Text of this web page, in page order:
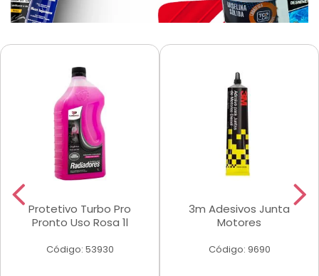
Protetivo Turbo Pro
Pronto Uso Rosa 1l
Código: 53930
3m Adesivos Junta
Motores
Código: 9690